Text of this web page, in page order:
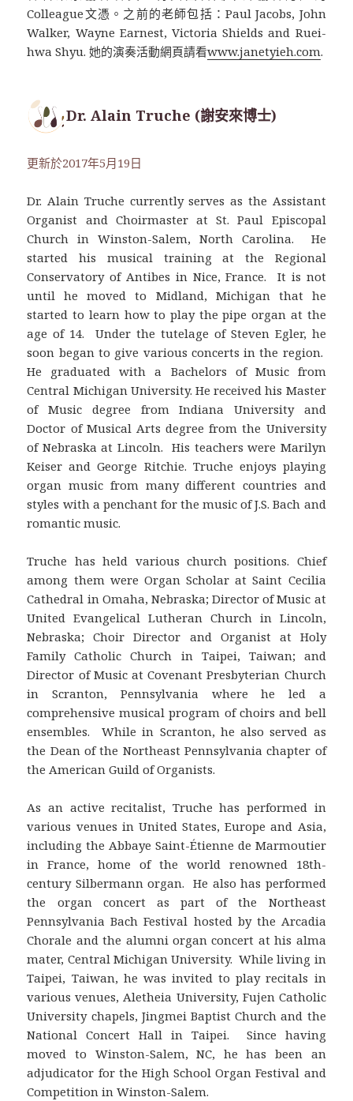
Colleague文憑。之前的老師包括：Paul Jacobs, John
Walker, Wayne Earnest, Victoria Shields and Ruei-
hwa Shyu. 她的演奏活動網頁請看www.janetyieh.com.
Dr. Alain Truche (謝安來博士)
更新於2017年5月19日
Dr. Alain Truche currently serves as the Assistant
Organist and Choirmaster at St. Paul Episcopal
Church in Winston-Salem, North Carolina. He
started his musical training at the Regional
Conservatory of Antibes in Nice, France. It is not
until he moved to Midland, Michigan that he
started to learn how to play the pipe organ at the
age of 14. Under the tutelage of Steven Egler, he
soon began to give various concerts in the region.
He graduated with a Bachelors of Music from
Central Michigan University. He received his Master
of Music degree from Indiana University and
Doctor of Musical Arts degree from the University
of Nebraska at Lincoln. His teachers were Marilyn
Keiser and George Ritchie. Truche enjoys playing
organ music from many different countries and
styles with a penchant for the music of J.S. Bach and
romantic music.
Truche has held various church positions. Chief
among them were Organ Scholar at Saint Cecilia
Cathedral in Omaha, Nebraska; Director of Music at
United Evangelical Lutheran Church in Lincoln,
Nebraska; Choir Director and Organist at Holy
Family Catholic Church in Taipei, Taiwan; and
Director of Music at Covenant Presbyterian Church
in Scranton, Pennsylvania where he led a
comprehensive musical program of choirs and bell
ensembles. While in Scranton, he also served as
the Dean of the Northeast Pennsylvania chapter of
the American Guild of Organists.
As an active recitalist, Truche has performed in
various venues in United States, Europe and Asia,
including the Abbaye Saint-Étienne de Marmoutier
in France, home of the world renowned 18th-
century Silbermann organ. He also has performed
the organ concert as part of the Northeast
Pennsylvania Bach Festival hosted by the Arcadia
Chorale and the alumni organ concert at his alma
mater, Central Michigan University. While living in
Taipei, Taiwan, he was invited to play recitals in
various venues, Aletheia University, Fujen Catholic
University chapels, Jingmei Baptist Church and the
National Concert Hall in Taipei. Since having
moved to Winston-Salem, NC, he has been an
adjudicator for the High School Organ Festival and
Competition in Winston-Salem.